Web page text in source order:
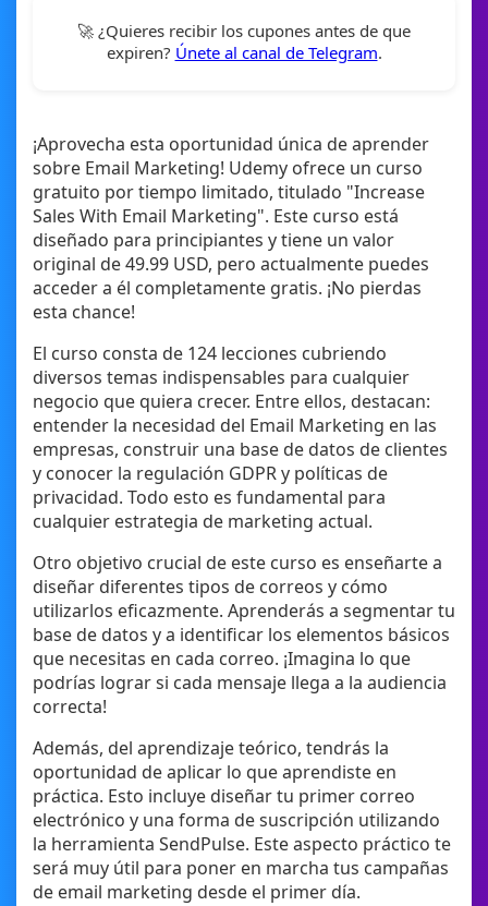
🚀 ¿Quieres recibir los cupones antes de que
expiren? Únete al canal de Telegram.
¡Aprovecha esta oportunidad única de aprender
sobre Email Marketing! Udemy ofrece un curso
gratuito por tiempo limitado, titulado "Increase
Sales With Email Marketing". Este curso está
diseñado para principiantes y tiene un valor
original de 49.99 USD, pero actualmente puedes
acceder a él completamente gratis. ¡No pierdas
esta chance!
El curso consta de 124 lecciones cubriendo
diversos temas indispensables para cualquier
negocio que quiera crecer. Entre ellos, destacan:
entender la necesidad del Email Marketing en las
empresas, construir una base de datos de clientes
y conocer la regulación GDPR y políticas de
privacidad. Todo esto es fundamental para
cualquier estrategia de marketing actual.
Otro objetivo crucial de este curso es enseñarte a
diseñar diferentes tipos de correos y cómo
utilizarlos eficazmente. Aprenderás a segmentar tu
base de datos y a identificar los elementos básicos
que necesitas en cada correo. ¡Imagina lo que
podrías lograr si cada mensaje llega a la audiencia
correcta!
Además, del aprendizaje teórico, tendrás la
oportunidad de aplicar lo que aprendiste en
práctica. Esto incluye diseñar tu primer correo
electrónico y una forma de suscripción utilizando
la herramienta SendPulse. Este aspecto práctico te
será muy útil para poner en marcha tus campañas
de email marketing desde el primer día.